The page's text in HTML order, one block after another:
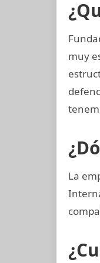
muy
La